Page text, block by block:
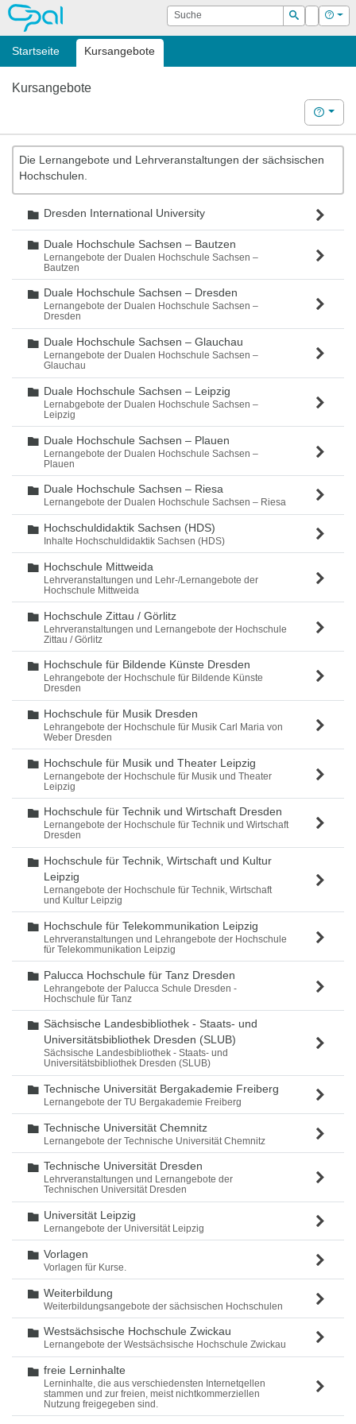
OPAL Suche
Suchen
Login Hilfe
Startseite Kursangebote
Kursangebote
Hilfe
Die Lernangebote und Lehrveranstaltungen der sächsischen
Hochschulen.
Ordner
Dresden International University
Ordner
Duale Hochschule Sachsen – Bautzen
Lernangebote der Dualen Hochschule Sachsen –
Bautzen
Ordner
Duale Hochschule Sachsen – Dresden
Lernangebote der Dualen Hochschule Sachsen –
Dresden
Ordner
Duale Hochschule Sachsen – Glauchau
Lernangebote der Dualen Hochschule Sachsen –
Glauchau
Ordner
Duale Hochschule Sachsen – Leipzig
Lernabgebote der Dualen Hochschule Sachsen –
Leipzig
Ordner
Duale Hochschule Sachsen – Plauen
Lernangebote der Dualen Hochschule Sachsen –
Plauen
Ordner
Duale Hochschule Sachsen – Riesa
Lernangebote der Dualen Hochschule Sachsen – Riesa
Ordner
Hochschuldidaktik Sachsen (HDS)
Inhalte Hochschuldidaktik Sachsen (HDS)
Ordner
Hochschule Mittweida
Lehrveranstaltungen und Lehr-/Lernangebote der
Hochschule Mittweida
Ordner
Hochschule Zittau / Görlitz
Lehrveranstaltungen und Lernangebote der Hochschule
Zittau / Görlitz
Ordner
Hochschule für Bildende Künste Dresden
Lehrangebote der Hochschule für Bildende Künste
Dresden
Ordner
Hochschule für Musik Dresden
Lehrangebote der Hochschule für Musik Carl Maria von
Weber Dresden
Ordner
Hochschule für Musik und Theater Leipzig
Lernangebote der Hochschule für Musik und Theater
Leipzig
Ordner
Hochschule für Technik und Wirtschaft Dresden
Lernangebote der Hochschule für Technik und Wirtschaft
Dresden
Ordner
Hochschule für Technik, Wirtschaft und Kultur
Leipzig
Lernangebote der Hochschule für Technik, Wirtschaft
und Kultur Leipzig
Ordner
Hochschule für Telekommunikation Leipzig
Lehrveranstaltungen und Lehrangebote der Hochschule
für Telekommunikation Leipzig
Ordner
Palucca Hochschule für Tanz Dresden
Lehrangebote der Palucca Schule Dresden -
Hochschule für Tanz
Ordner
Sächsische Landesbibliothek - Staats- und
Universitätsbibliothek Dresden (SLUB)
Sächsische Landesbibliothek - Staats- und
Universitätsbibliothek Dresden (SLUB)
Ordner
Technische Universität Bergakademie Freiberg
Lernangebote der TU Bergakademie Freiberg
Ordner
Technische Universität Chemnitz
Lernangebote der Technische Universität Chemnitz
Ordner
Technische Universität Dresden
Lehrveranstaltungen und Lernangebote der
Technischen Universität Dresden
Ordner
Universität Leipzig
Lernangebote der Universität Leipzig
Ordner
Vorlagen
Vorlagen für Kurse.
Ordner
Weiterbildung
Weiterbildungsangebote der sächsischen Hochschulen
Ordner
Westsächsische Hochschule Zwickau
Lernangebote der Westsächsische Hochschule Zwickau
Ordner
freie Lerninhalte
Lerninhalte, die aus verschiedensten Internetqellen
stammen und zur freien, meist nichtkommerziellen
Nutzung freigegeben sind.